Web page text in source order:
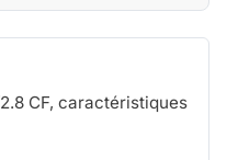
CF, caractéristiques